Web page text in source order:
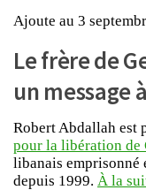
Ajoute au 3
Le frère de
un message
Robert Abdallah est
pour la libération de
libanais emprisonné
depuis 1999. À la